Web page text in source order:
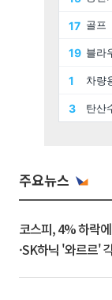
주요뉴스
코스피, 4% 하락
·SK하닉 '와르르'